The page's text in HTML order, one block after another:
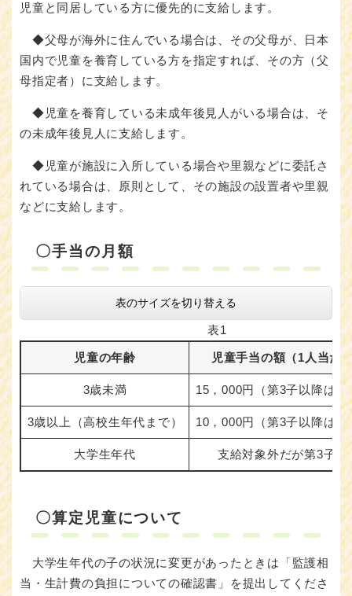
児童と同居している方に優先的に支給します。
◆父母が海外に住んでいる場合は、その父母が、日本
国内で児童を養育している方を指定すれば、その方（父
母指定者）に支給します。
◆児童を養育している未成年後見人がいる場合は、そ
の未成年後見人に支給します。
◆児童が施設に入所している場合や里親などに委託さ
れている場合は、原則として、その施設の設置者や里親
などに支給します。
〇手当の月額
表のサイズを切り替える
表1
児童の年齢 児童手当の額（1人当た
3歳未満 15，000円（第3子以降は
3歳以上（高校生年代まで） 10，000円（第3子以降は
大学生年代 支給対象外だが第3子計
〇算定児童について
大学生年代の子の状況に変更があったときは「監護相
当・生計費の負担についての確認書」を提出してくださ